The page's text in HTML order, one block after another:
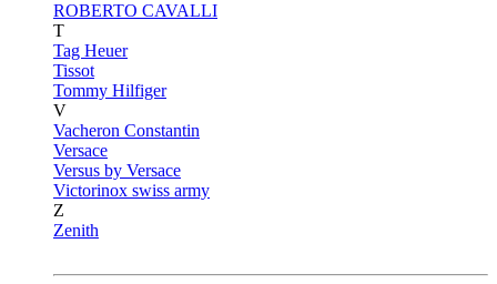
ROBERTO CAVALLI
T
Tag Heuer
Tissot
Tommy Hilfiger
V
Vacheron Constantin
Versace
Versus by Versace
Victorinox swiss army
Z
Zenith